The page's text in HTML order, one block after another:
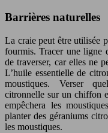
Barrières naturelles
La craie peut être utilisée
fourmis. Tracer une ligne
de traverser, car elles ne
L’huile essentielle de
moustiques. Verser
citronnelle sur un chiffon
empêchera les
planter des géraniums
les moustiques.